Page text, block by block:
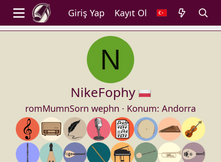
Giriş Yap Kayıt Ol
N
NikeFophy
romMumnSorn wephn · Konum: Andorra